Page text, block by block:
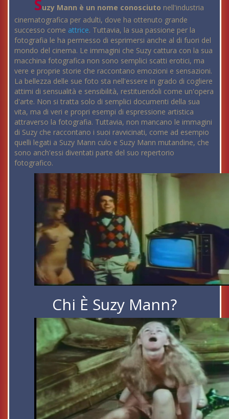
Suzy Mann è un nome conosciuto nell'industria
cinematografica per adulti, dove ha ottenuto grande
successo come attrice. Tuttavia, la sua passione per la
fotografia le ha permesso di esprimersi anche al di fuori del
mondo del cinema. Le immagini che Suzy cattura con la sua
macchina fotografica non sono semplici scatti erotici, ma
vere e proprie storie che raccontano emozioni e sensazioni.
La bellezza delle sue foto sta nell'essere in grado di cogliere
attimi di sensualità e sensibilità, restituendoli come un'opera
d'arte. Non si tratta solo di semplici documenti della sua
vita, ma di veri e propri esempi di espressione artistica
attraverso la fotografia. Tuttavia, non mancano le immagini
di Suzy che raccontano i suoi ravvicinati, come ad esempio
quelli legati a Suzy Mann culo e Suzy Mann mutandine, che
sono anch'essi diventati parte del suo repertorio
fotografico.
Chi È Suzy Mann?